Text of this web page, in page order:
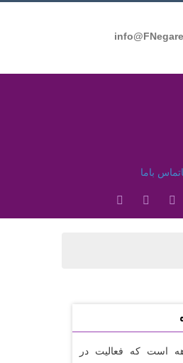
تماس باما
است که فعاليت در